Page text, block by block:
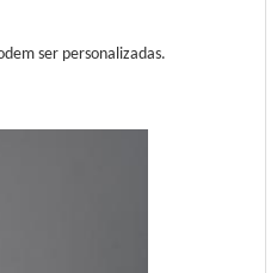
ser personalizadas.